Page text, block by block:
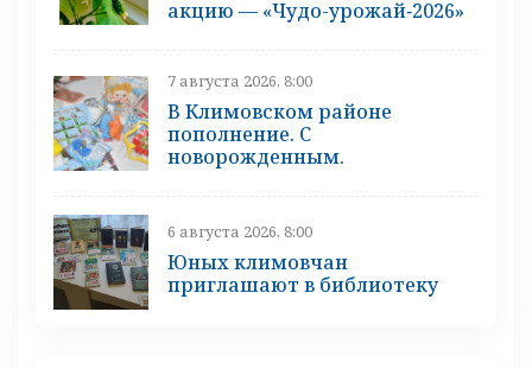
акцию — «Чудо-урожай‑2026»
7 августа 2026, 8:00
В Климовском районе
пополнение. С
новорожденным.
6 августа 2026, 8:00
Юных климовчан
приглашают в библиотеку